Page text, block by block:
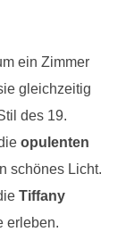
ein Zimmer
gleichzeitig
des 19.
opulenten
schönes Licht.
Tiffany
erleben.